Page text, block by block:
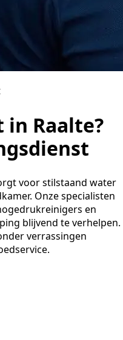
Raalte?
voor stilstaand water
Onze specialisten
en
blijvend te verhelpen.
verrassingen